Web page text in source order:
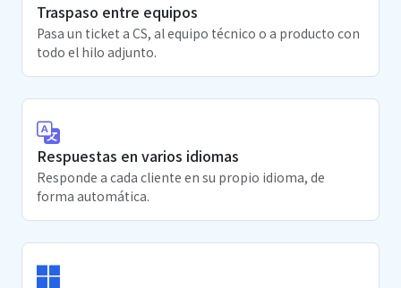
Traspaso entre equipos
Pasa un ticket a CS, al equipo técnico o a producto con
todo el hilo adjunto.
Respuestas en varios idiomas
Responde a cada cliente en su propio idioma, de
forma automática.